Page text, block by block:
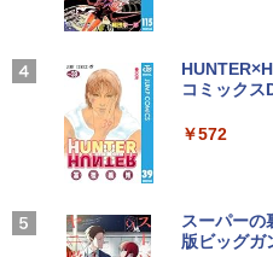
【2026年
レスイヤホ
るーとゅー
￥1,964
On My
On My
by Amazon
art Basic)
コカ・コー
コミックス
￥572
スーパーの
版ビッグガ